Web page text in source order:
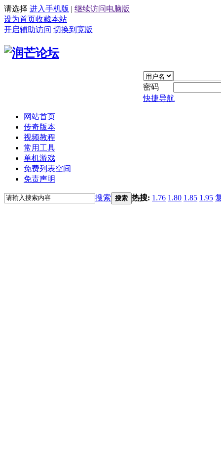
请选择 进入手机版 | 继续访问电脑版
设为首页收藏本站
开启辅助访问 切换到宽版
密码
快捷导航
网站首页
传奇版本
视频教程
常用工具
单机游戏
免费列表空间
免责声明
搜索 搜索 热搜: 1.76 1.80 1.85 1.95